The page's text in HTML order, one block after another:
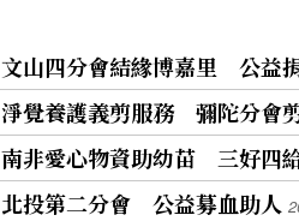
文山四分會結緣博嘉里 公益
淨覺養護義剪服務 彌陀分會
南非愛心物資助幼苗 三好四
北投第二分會 公益募血助人